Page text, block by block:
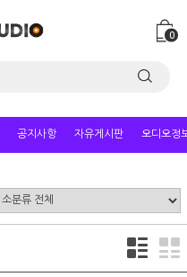
0
공지사항 자유게시판 오디오정